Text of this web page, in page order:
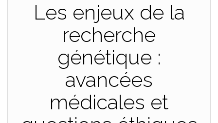
Les enjeux de la
recherche
génétique :
avancées
médicales et